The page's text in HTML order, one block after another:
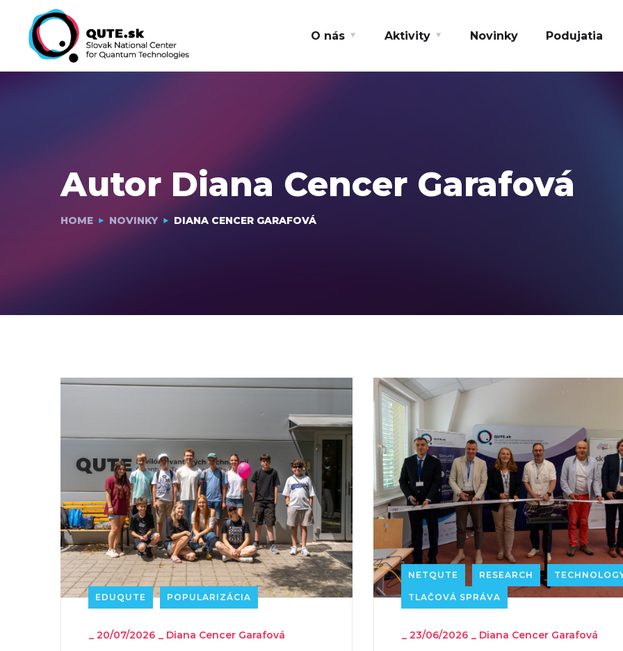
O nás Aktivity Novinky Podujatia
Autor Diana Cencer Garafová
HOME NOVINKY DIANA CENCER GARAFOVÁ
EDUQUTE POPULARIZÁCIA
_ 20/07/2026 _ Diana Cencer Garafová
NETQUTE RESEARCH
TLAČOVÁ SPRÁVA
_ 23/06/2026 _ Diana Cencer Garafová